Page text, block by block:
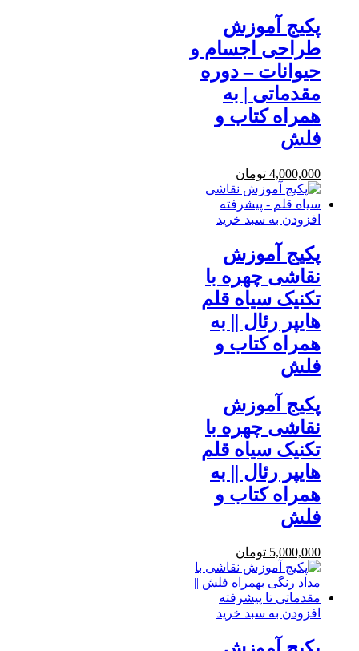
پکیج آموزش
طراحی اجسام و
حیوانات – دوره
مقدماتی | به
همراه کتاب و
فلش
4,000,000 تومان
افزودن به سبد خرید
پکیج آموزش
نقاشی چهره با
تکنیک سیاه قلم
هایپر رئال || به
همراه کتاب و
فلش
پکیج آموزش
نقاشی چهره با
تکنیک سیاه قلم
هایپر رئال || به
همراه کتاب و
فلش
5,000,000 تومان
افزودن به سبد خرید